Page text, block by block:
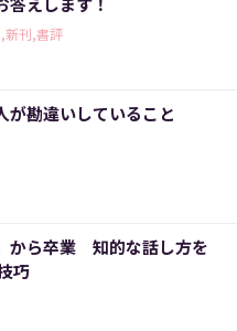
新刊,書評
が勘違いしていること
から卒業 知的な話し方を
巧